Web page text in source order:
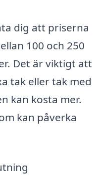
dig att priserna
100 och 250
Det är viktigt att
tak eller tak med
kan kosta mer.
kan påverka